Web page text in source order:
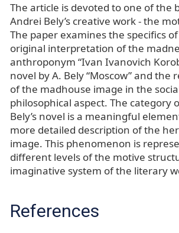
The article is devoted to one of the
Andrei Bely’s creative work - the
The paper examines the specifics
original interpretation of the
anthroponym “Ivan Ivanovich
novel by A. Bely “Moscow” and the
of the madhouse image in the
philosophical aspect. The category
Bely’s novel is a meaningful
more detailed description of the
image. This phenomenon is
different levels of the motive
imaginative system of the literary
References